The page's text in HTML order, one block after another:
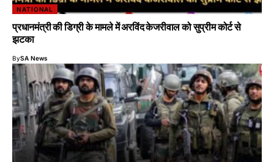
NATIONAL
प्रधानमंत्री की डिग्री के मामले में अरविंद केजरीवाल को सुप्रीम कोर्ट से
झटका
BySA News